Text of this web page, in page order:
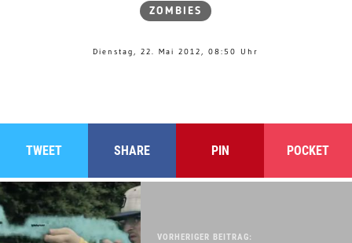
ZOMBIES
Dienstag, 22. Mai 2012, 08:50 Uhr
TWEET SHARE PIN POCKET
VORHERIGER BEITRAG: